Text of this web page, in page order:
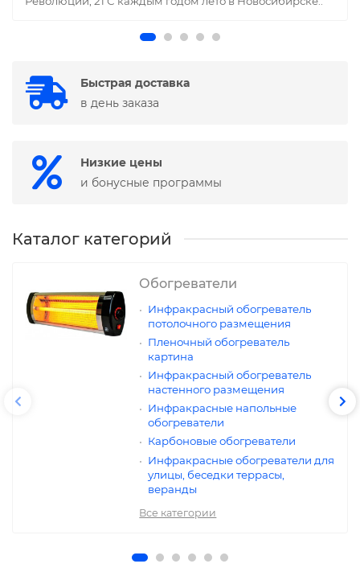
Быстрая доставка
в день заказа
Низкие цены
и бонусные программы
Каталог категорий
Обогреватели
Инфракрасный обогреватель
потолочного размещения
Пленочный обогреватель
картина
Инфракрасный обогреватель
настенного размещения
Инфракрасные напольные
обогреватели
Карбоновые обогреватели
Инфракрасные обогреватели для
улицы, беседки террасы,
веранды
Все категории